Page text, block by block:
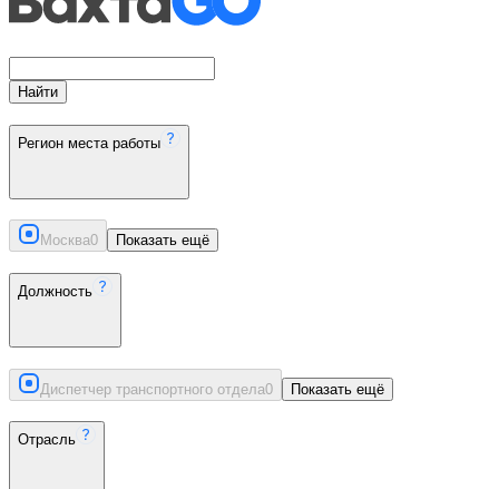
Найти
Регион места работы
Москва0 Показать ещё
Должность
Диспетчер транспортного отдела0 Показать ещё
Отрасль